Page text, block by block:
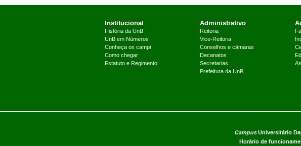
Institucional
História da UnB
UnB em Números
Conheça os campi
Como chegar
Estatuto e Regimento
Administrativo
Reitoria
Vice-Reitoria
Conselhos e câmaras
Decanatos
Secretarias
Prefeitura da UnB
CampusUniversitário
Horário de